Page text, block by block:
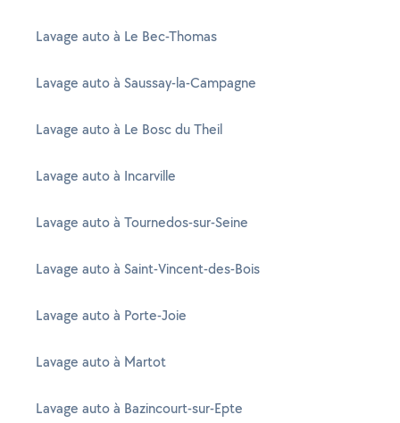
Lavage auto à Le Bec-Thomas
Lavage auto à Saussay-la-Campagne
Lavage auto à Le Bosc du Theil
Lavage auto à Incarville
Lavage auto à Tournedos-sur-Seine
Lavage auto à Saint-Vincent-des-Bois
Lavage auto à Porte-Joie
Lavage auto à Martot
Lavage auto à Bazincourt-sur-Epte